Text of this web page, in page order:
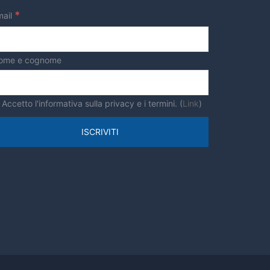
*
e cognome
Accetto l'informativa sulla privacy e i termini. (Link)